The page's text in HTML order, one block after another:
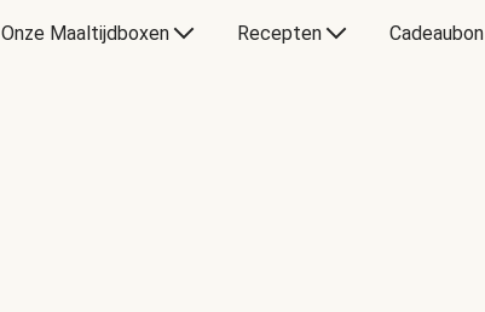
Onze Maaltijdboxen Recepten Cadeaubon